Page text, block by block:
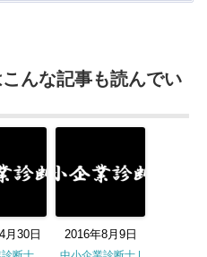
んな記事も読んでい
月30日 2016年8月9日